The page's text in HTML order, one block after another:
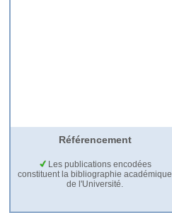
Référencement
Les publications encodées
constituent la bibliographie académique
de l'Université.